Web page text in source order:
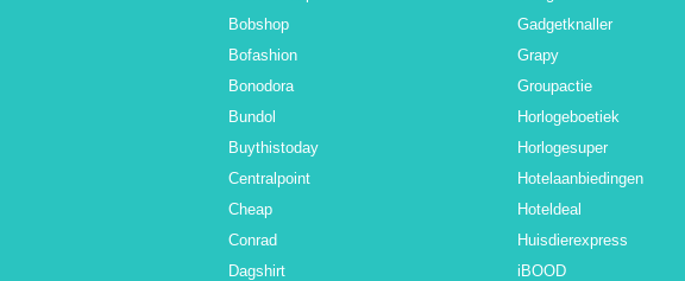
Bobshop
Bofashion
Bonodora
Bundol
Buythistoday
Centralpoint
Cheap
Conrad
Dagshirt
Gadgetknaller
Grapy
Groupactie
Horlogeboetiek
Horlogesuper
Hotelaanbiedingen
Hoteldeal
Huisdierexpress
iBOOD